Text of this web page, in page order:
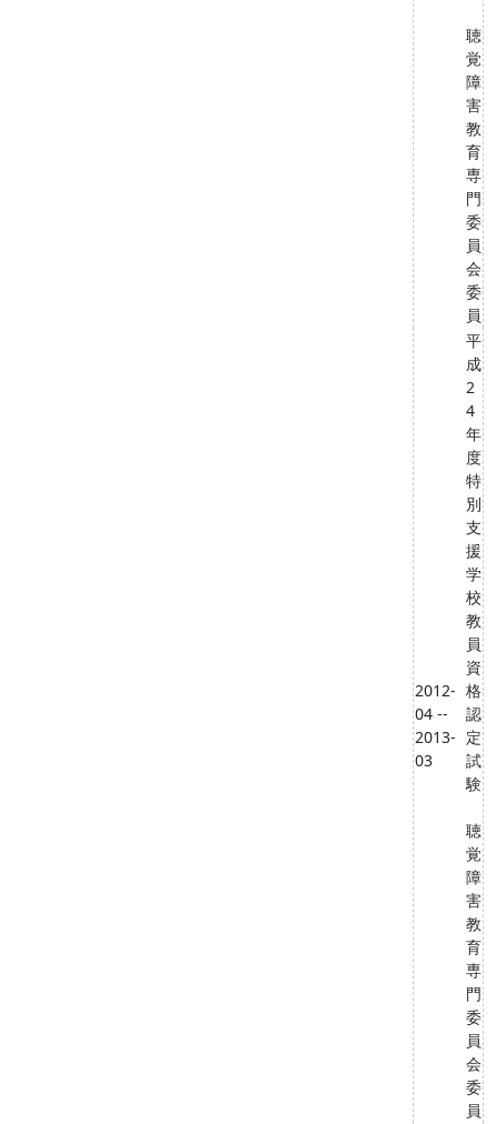
聴
覚
障
害
教
育
専
門
委
員
会
委
員
2012-
04 --
2013-
03
平
成
2
4
年
度
特
別
支
援
学
校
教
員
資
格
認
定
試
験
聴
覚
障
害
教
育
専
門
委
員
会
委
員